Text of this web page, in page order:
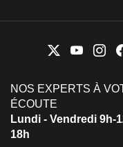
NOS EXPERTS À
ÉCOUTE
Lundi - Vendredi 9h-
18h